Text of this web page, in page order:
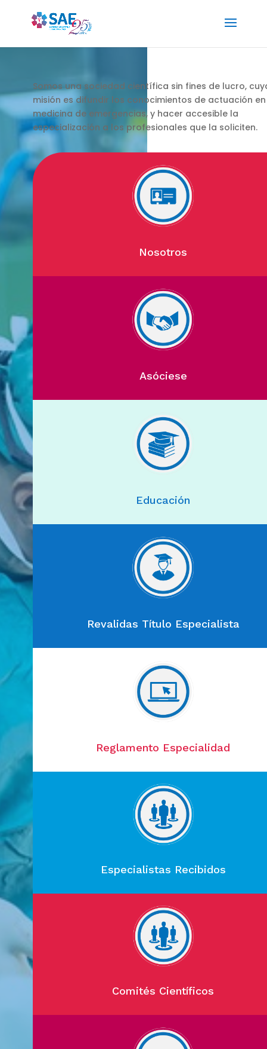
Somos una sociedad científica sin fines de lucro,
misión es difundir los conocimientos de actuación en
medicina de emergencias, y hacer accesible la
especialización a los profesionales que la soliciten.
Nosotros
Asóciese
Educación
Revalidas Título Especialista
Reglamento Especialidad
Especialistas Recibidos
Comités Científicos